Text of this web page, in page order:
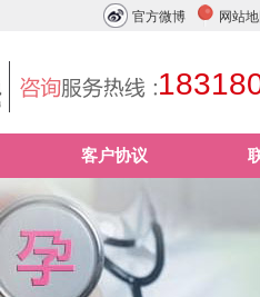
官方微博 网站
客户协议